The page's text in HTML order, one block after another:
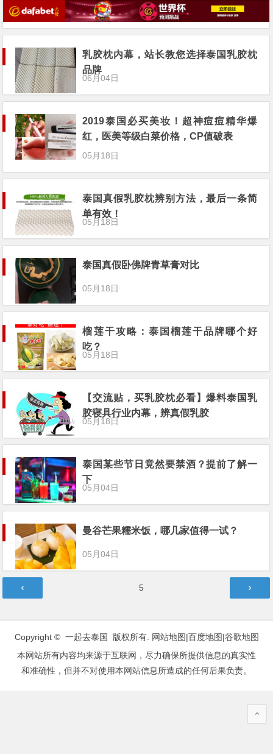
乳胶枕内幕，站长教您选择泰国乳胶枕
品牌
06月04日
2019泰国必买美妆！超神痘痘精华爆
红，医美等级白菜价格，CP值破表
05月18日
泰国真假乳胶枕辨别方法，最后一条简
单有效！
05月18日
泰国真假卧佛牌青草膏对比
05月18日
榴莲干攻略：泰国榴莲干品牌哪个好
吃？
05月18日
【交流贴，买乳胶枕必看】爆料泰国乳
胶寝具行业内幕，辨真假乳胶
05月18日
泰国某些节日竟然要禁酒？提前了解一
下
05月04日
曼谷芒果糯米饭，哪几家值得一试？
05月04日
章
第5
Copyright © 一起去泰国 版权所有. 网站地图|百度地图|谷歌地图
本网站所有内容均来源于互联网，尽力确保所提供信息的真实性
和准确性，但并不对使用本网站信息所造成的任何后果负责。